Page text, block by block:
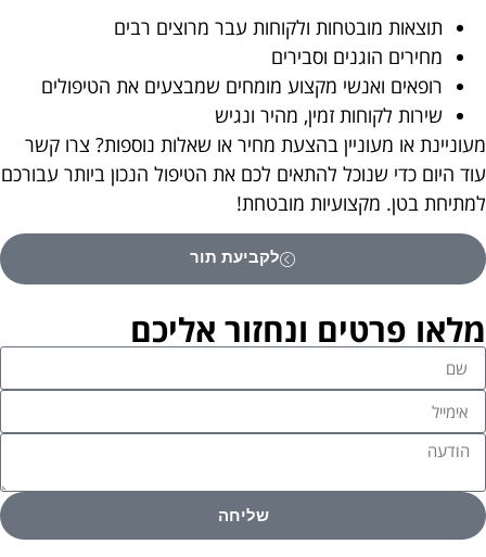
תוצאות מובטחות ולקוחות עבר מרוצים רבים
מחירים הוגנים וסבירים
רופאים ואנשי מקצוע מומחים שמבצעים את הטיפולים
שירות לקוחות זמין, מהיר ונגיש
מעוניינת או מעוניין בהצעת מחיר או שאלות נוספות? צרו קשר
עוד היום כדי שנוכל להתאים לכם את הטיפול הנכון ביותר עבורכם
למתיחת בטן. מקצועיות מובטחת!
לקביעת תור
מלאו פרטים ונחזור אליכם
שליחה